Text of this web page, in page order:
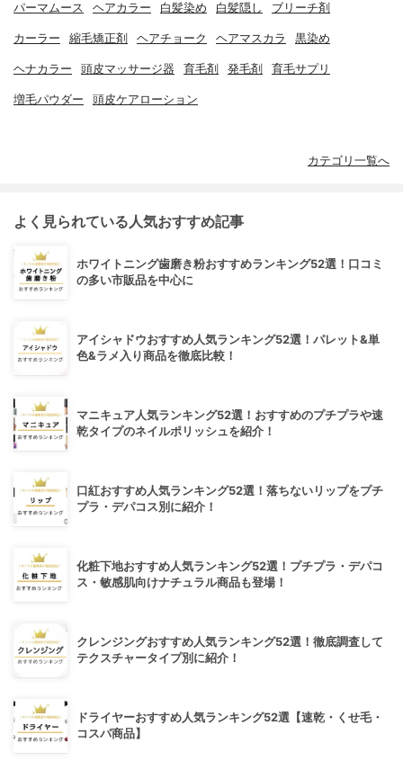
パーマムース ヘアカラー 白髪染め 白髪隠し ブリーチ剤
カーラー 縮毛矯正剤 ヘアチョーク ヘアマスカラ 黒染め
ヘナカラー 頭皮マッサージ器 育毛剤 発毛剤 育毛サプリ
増毛パウダー 頭皮ケアローション
カテゴリ一覧へ
よく見られている人気おすすめ記事
ホワイトニング歯磨き粉おすすめランキング52選！口コミ
の多い市販品を中心に
アイシャドウおすすめ人気ランキング52選！パレット&単
色&ラメ入り商品を徹底比較！
マニキュア人気ランキング52選！おすすめのプチプラや速
乾タイプのネイルポリッシュを紹介！
口紅おすすめ人気ランキング52選！落ちないリップをプチ
プラ・デパコス別に紹介！
化粧下地おすすめ人気ランキング52選！プチプラ・デパコ
ス・敏感肌向けナチュラル商品も登場！
クレンジングおすすめ人気ランキング52選！徹底調査して
テクスチャータイプ別に紹介！
ドライヤーおすすめ人気ランキング52選【速乾・くせ毛・
コスパ商品】